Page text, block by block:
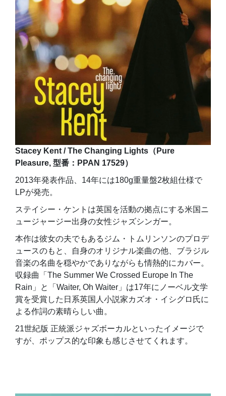
Stacey Kent / The Changing Lights（Pure
Pleasure, 型番：PPAN 17529）
2013年発表作品、14年には180g重量盤2枚組仕様で
LPが発売。
ステイシー・ケントは英国を活動の拠点にする米国ニ
ュージャージー出身の女性ジャズシンガー。
本作は彼女の夫でもあるジム・トムリンソンのプロデ
ュースのもと、自身のオリジナル楽曲の他、ブラジル
音楽の名曲を穏やかでありながらも情熱的にカバー。
収録曲「The Summer We Crossed Europe In The
Rain」と「Waiter, Oh Waiter」は17年にノーベル文学
賞を受賞した日系英国人小説家カズオ・イシグロ氏に
よる作詞の素晴らしい曲。
21世紀版 正統派ジャズボーカルといったイメージで
すが、ポップス的な印象も感じさせてくれます。